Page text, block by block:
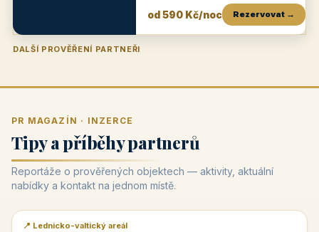
od 590 Kč/noc Rezervovat →
DALŠÍ PROVĚŘENÍ PARTNEŘI
Penzion U Zámku Pension Faber
PR MAGAZÍN · INZERCE
Tipy a příběhy partnerů
Reportáže o prověřených objektech — aktivity, aktuální
nabídky a kontakt na jednom místě.
📰 PR článek
📍 Lednicko-valtický areál